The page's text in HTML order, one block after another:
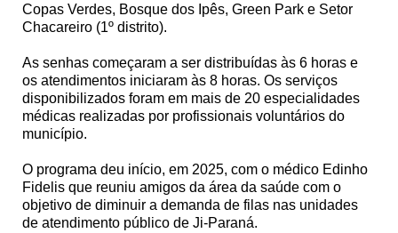
Copas Verdes, Bosque dos Ipês, Green Park e Setor
Chacareiro (1º distrito).
As senhas começaram a ser distribuídas às 6 horas e
os atendimentos iniciaram às 8 horas. Os serviços
disponibilizados foram em mais de 20 especialidades
médicas realizadas por profissionais voluntários do
município.
O programa deu início, em 2025, com o médico Edinho
Fidelis que reuniu amigos da área da saúde com o
objetivo de diminuir a demanda de filas nas unidades
de atendimento público de Ji-Paraná.